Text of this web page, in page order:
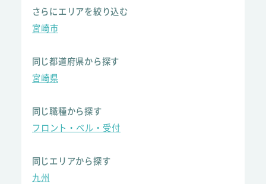
さらにエリアを絞り込む
宮崎市
同じ都道府県から探す
宮崎県
同じ職種から探す
フロント・ベル・受付
同じエリアから探す
九州